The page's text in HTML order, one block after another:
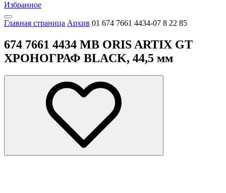
Избранное
Главная страница Архив 01 674 7661 4434-07 8 22 85
674 7661 4434 MB ORIS ARTIX GT
ХРОНОГРАФ BLACK, 44,5 мм